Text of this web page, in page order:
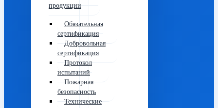
продукции
Обязательная
сертификация
Добровольная
сертификация
Протокол
испытаний
Пожарная
безопасность
Технические